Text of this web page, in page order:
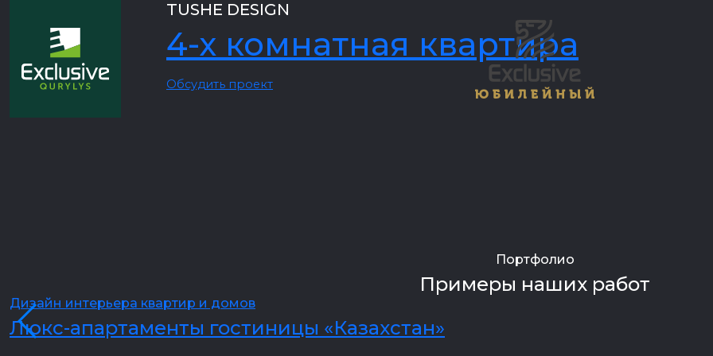
TUSHE DESIGN
4-х комнатная квартира
Обсудить проект
Портфолио
Примеры наших работ
Дизайн интерьера квартир и домов
Люкс-апартаменты гостиницы «Казахстан»